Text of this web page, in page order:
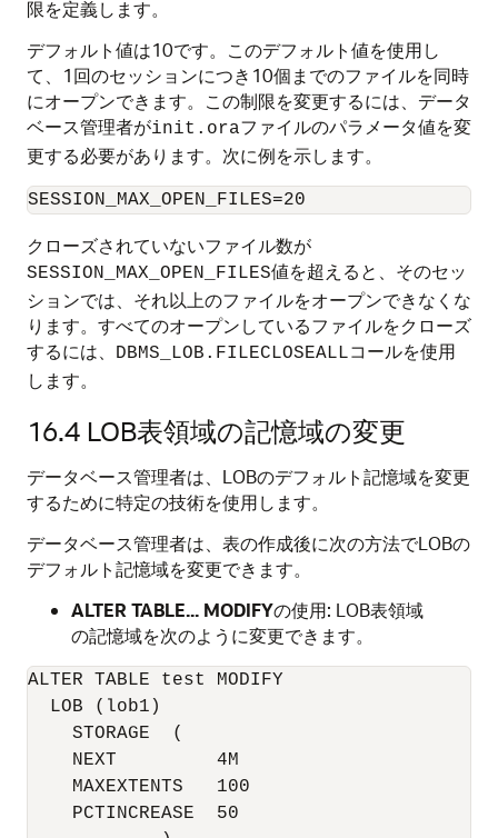
限を定義します。
デフォルト値は10です。このデフォルト値を使用し
て、1回のセッションにつき10個までのファイルを同時
にオープンできます。この制限を変更するには、データ
ベース管理者がinit.oraファイルのパラメータ値を変
更する必要があります。 次に例を示します。
クローズされていないファイル数が
SESSION_MAX_OPEN_FILES値を超えると、そのセッ
ションでは、それ以上のファイルをオープンできなくな
ります。すべてのオープンしているファイルをクローズ
するには、
DBMS_LOB.FILECLOSEALLコールを使用
します。
16.4 LOB表領域の記憶域の変更
データベース管理者は、LOBのデフォルト記憶域を変更
するために特定の技術を使用します。
データベース管理者は、表の作成後に次の方法でLOBの
デフォルト記憶域を変更できます。
ALTER TABLE... MODIFYの使用: LOB表領域
の記憶域を次のように変更できます。
ALTER TABLE test MODIFY
  LOB (lob1)
    STORAGE  (
    NEXT         4M
    MAXEXTENTS   100
    PCTINCREASE  50